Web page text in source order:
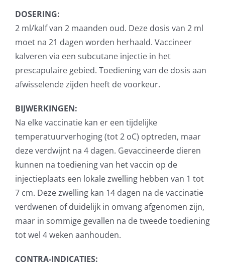
DOSERING:
2 ml/kalf van 2 maanden oud. Deze dosis van 2 ml
moet na 21 dagen worden herhaald. Vaccineer
kalveren via een subcutane injectie in het
prescapulaire gebied. Toediening van de dosis aan
afwisselende zijden heeft de voorkeur.
BIJWERKINGEN:
Na elke vaccinatie kan er een tijdelijke
temperatuurverhoging (tot 2 oC) optreden, maar
deze verdwijnt na 4 dagen. Gevaccineerde dieren
kunnen na toediening van het vaccin op de
injectieplaats een lokale zwelling hebben van 1 tot
7 cm. Deze zwelling kan 14 dagen na de vaccinatie
verdwenen of duidelijk in omvang afgenomen zijn,
maar in sommige gevallen na de tweede toediening
tot wel 4 weken aanhouden.
CONTRA-INDICATIES: